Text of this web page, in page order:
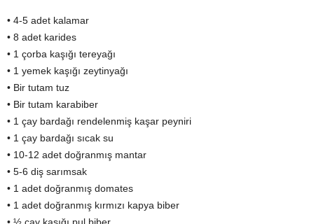
• 4-5 adet kalamar
• 8 adet karides
• 1 çorba kaşığı tereyağı
• 1 yemek kaşığı zeytinyağı
• Bir tutam tuz
• Bir tutam karabiber
• 1 çay bardağı rendelenmiş kaşar peyniri
• 1 çay bardağı sıcak su
• 10-12 adet doğranmış mantar
• 5-6 diş sarımsak
• 1 adet doğranmış domates
• 1 adet doğranmış kırmızı kapya biber